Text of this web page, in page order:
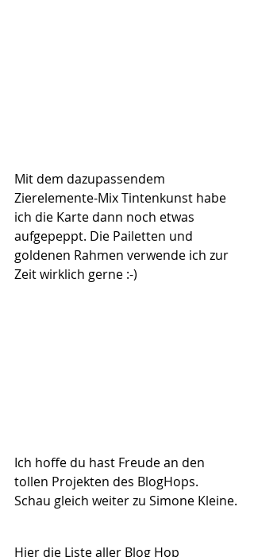
Mit dem dazupassendem
Zierelemente-Mix Tintenkunst habe
ich die Karte dann noch etwas
aufgepeppt. Die Pailetten und
goldenen Rahmen verwende ich zur
Zeit wirklich gerne :-)
Ich hoffe du hast Freude an den
tollen Projekten des BlogHops.
Schau gleich weiter zu Simone Kleine.
Hier die Liste aller Blog Hop